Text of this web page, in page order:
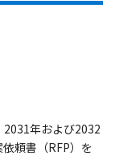
年および2032
頼書（RFP）を